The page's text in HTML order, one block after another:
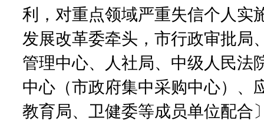
利，对重点领域严重失信个人实
发展改革委牵头，市行政审批局
管理中心、人社局、中级人民法
中心（市政府集中采购中心）、
教育局、卫健委等成员单位配合